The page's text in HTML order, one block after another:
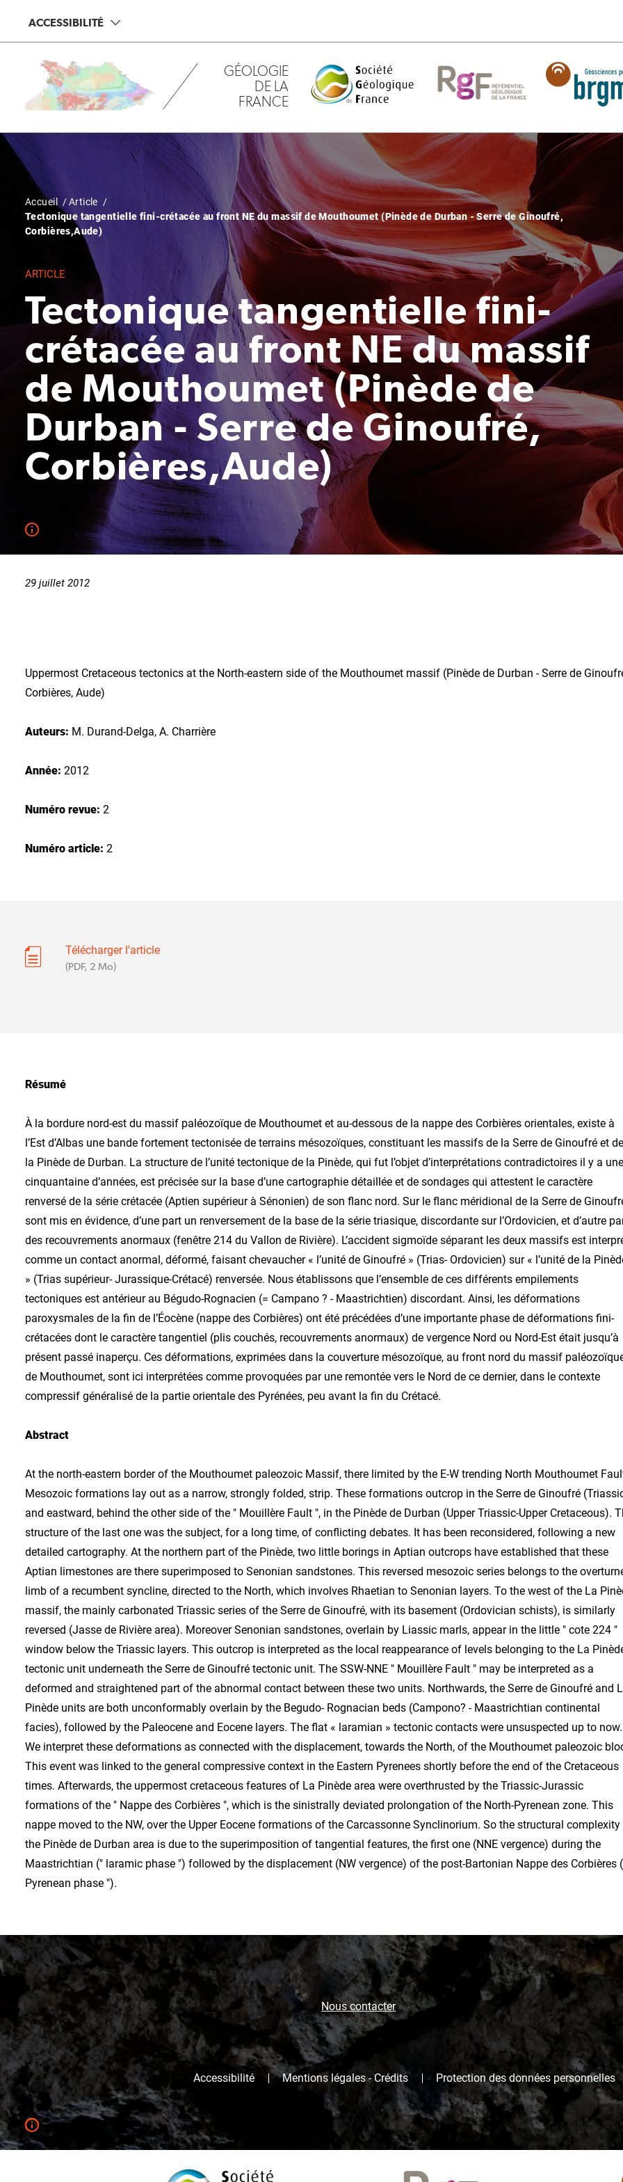
contenu
ACCESSIBILITÉ
GÉOLOGIE
DE LA
FRANCE
Fil
d'Ariane
Accueil
Article
Tectonique tangentielle fini-crétacée au front NE du massif de Mouthoumet (Pinède de Durban - Serre de Ginoufré,
Corbières,Aude)
ARTICLE
Tectonique tangentielle fini-
crétacée au front NE du massif
de Mouthoumet (Pinède de
Durban - Serre de Ginoufré,
Corbières,Aude)
29 juillet 2012
Uppermost Cretaceous tectonics at the North-eastern side of the Mouthoumet massif (Pinède de Durban - Serre de
Corbières, Aude)
Auteurs: M. Durand-Delga, A. Charrière
Année: 2012
Numéro revue: 2
Numéro article: 2
Télécharger l'article
(PDF, 2 Mo)
Résumé
À la bordure nord-est du massif paléozoïque de Mouthoumet et au-dessous de la nappe des Corbières orientales, existe à
l’Est d’Albas une bande fortement tectonisée de terrains mésozoïques, constituant les massifs de la Serre de Ginoufré et de
la Pinède de Durban. La structure de l’unité tectonique de la Pinède, qui fut l’objet d’interprétations contradictoires il y a une
cinquantaine d’années, est précisée sur la base d’une cartographie détaillée et de sondages qui attestent le caractère
renversé de la série crétacée (Aptien supérieur à Sénonien) de son flanc nord. Sur le flanc méridional de la Serre de
sont mis en évidence, d’une part un renversement de la base de la série triasique, discordante sur l’Ordovicien, et d’autre
des recouvrements anormaux (fenêtre 214 du Vallon de Rivière). L’accident sigmoïde séparant les deux massifs est
comme un contact anormal, déformé, faisant chevaucher « l’unité de Ginoufré » (Trias- Ordovicien) sur « l’unité de la
» (Trias supérieur- Jurassique-Crétacé) renversée. Nous établissons que l’ensemble de ces différents empilements
tectoniques est antérieur au Bégudo-Rognacien (= Campano ? - Maastrichtien) discordant. Ainsi, les déformations
paroxysmales de la fin de l’Éocène (nappe des Corbières) ont été précédées d’une importante phase de déformations fini-
crétacées dont le caractère tangentiel (plis couchés, recouvrements anormaux) de vergence Nord ou Nord-Est était jusqu’à
présent passé inaperçu. Ces déformations, exprimées dans la couverture mésozoïque, au front nord du massif
de Mouthoumet, sont ici interprétées comme provoquées par une remontée vers le Nord de ce dernier, dans le contexte
compressif généralisé de la partie orientale des Pyrénées, peu avant la fin du Crétacé.
Abstract
At the north-eastern border of the Mouthoumet paleozoic Massif, there limited by the E-W trending North Mouthoumet
Mesozoic formations lay out as a narrow, strongly folded, strip. These formations outcrop in the Serre de Ginoufré
and eastward, behind the other side of the " Mouillère Fault ", in the Pinède de Durban (Upper Triassic-Upper Cretaceous).
structure of the last one was the subject, for a long time, of conflicting debates. It has been reconsidered, following a new
detailed cartography. At the northern part of the Pinède, two little borings in Aptian outcrops have established that these
Aptian limestones are there superimposed to Senonian sandstones. This reversed mesozoic series belongs to the
limb of a recumbent syncline, directed to the North, which involves Rhaetian to Senonian layers. To the west of the La
massif, the mainly carbonated Triassic series of the Serre de Ginoufré, with its basement (Ordovician schists), is similarly
reversed (Jasse de Rivière area). Moreover Senonian sandstones, overlain by Liassic marls, appear in the little " cote 224 "
window below the Triassic layers. This outcrop is interpreted as the local reappearance of levels belonging to the La
tectonic unit underneath the Serre de Ginoufré tectonic unit. The SSW-NNE " Mouillère Fault " may be interpreted as a
deformed and straightened part of the abnormal contact between these two units. Northwards, the Serre de Ginoufré and
Pinède units are both unconformably overlain by the Begudo- Rognacian beds (Campono? - Maastrichtian continental
facies), followed by the Paleocene and Eocene layers. The flat « laramian » tectonic contacts were unsuspected up to now.
We interpret these deformations as connected with the displacement, towards the North, of the Mouthoumet paleozoic
This event was linked to the general compressive context in the Eastern Pyrenees shortly before the end of the Cretaceous
times. Afterwards, the uppermost cretaceous features of La Pinède area were overthrusted by the Triassic-Jurassic
formations of the " Nappe des Corbières ", which is the sinistrally deviated prolongation of the North-Pyrenean zone. This
nappe moved to the NW, over the Upper Eocene formations of the Carcassonne Synclinorium. So the structural
the Pinède de Durban area is due to the superimposition of tangential features, the first one (NNE vergence) during the
Maastrichtian (" laramic phase ") followed by the displacement (NW vergence) of the post-Bartonian Nappe des Corbières
Pyrenean phase ").
Nous contacter
Accessibilité Mentions légales - Crédits Protection des données personnelles